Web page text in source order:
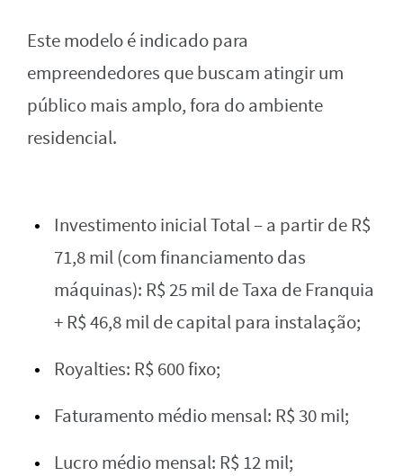
Este modelo é indicado para
empreendedores que buscam atingir um
público mais amplo, fora do ambiente
residencial.
Investimento inicial Total – a partir de R$
71,8 mil (com financiamento das
máquinas): R$ 25 mil de Taxa de Franquia
+ R$ 46,8 mil de capital para instalação;
Royalties: R$ 600 fixo;
Faturamento médio mensal: R$ 30 mil;
Lucro médio mensal: R$ 12 mil;